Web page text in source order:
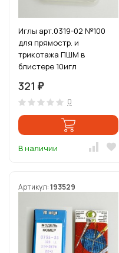
Иглы арт.0319-02 №100
для прямостр. и
трикотажа ПШМ в
блистере 10игл
321 ₽
0
В наличии
Артикул:193529